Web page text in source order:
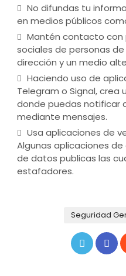
No difundas tu
en medios públicos
Mantén contacto con
sociales de personas
dirección y un medio
Haciendo uso de
Telegram o Signal, crea
donde puedas notificar
mediante mensajes.
Usa aplicaciones de
Algunas aplicaciones
de datos publicas las
estafadores.
Seguridad